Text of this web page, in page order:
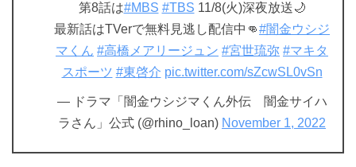
第8話は#MBS #TBS 11/8(火)深夜放送🌙
最新話はTVerで無料見逃し配信中👊#闇金ウシジ
マくん #高橋メアリージュン #宮世琉弥 #マキタ
スポーツ #東啓介 pic.twitter.com/sZcwSL0vSn
— ドラマ「闇金ウシジマくん外伝 闇金サイハ
ラさん」公式 (@rhino_loan) November 1, 2022